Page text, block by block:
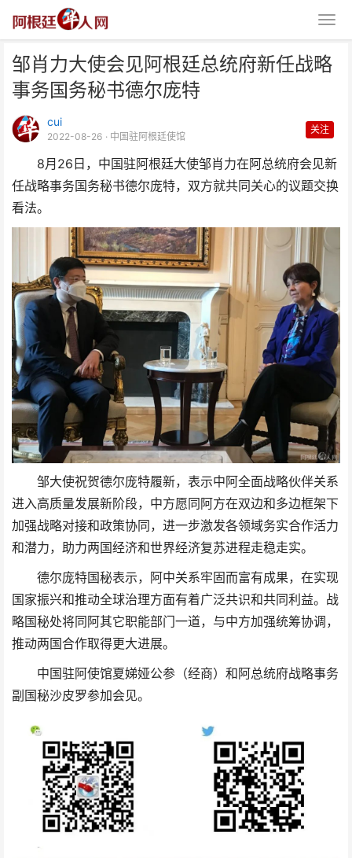
邹肖力大使会见阿根廷总统府新任战略
事务国务秘书德尔庞特
cui
2022-08-26 · 中国驻阿根廷使馆
关注
8月26日，中国驻阿根廷大使邹肖力在阿总统府会见新
任战略事务国务秘书德尔庞特，双方就共同关心的议题交换
看法。
邹大使祝贺德尔庞特履新，表示中阿全面战略伙伴关系
进入高质量发展新阶段，中方愿同阿方在双边和多边框架下
加强战略对接和政策协同，进一步激发各领域务实合作活力
和潜力，助力两国经济和世界经济复苏进程走稳走实。
德尔庞特国秘表示，阿中关系牢固而富有成果，在实现
国家振兴和推动全球治理方面有着广泛共识和共同利益。战
略国秘处将同阿其它职能部门一道，与中方加强统筹协调，
推动两国合作取得更大进展。
中国驻阿使馆夏娣娅公参（经商）和阿总统府战略事务
副国秘沙皮罗参加会见。
邹肖力大使会见阿根廷总统府新任
战略事务国务秘书德尔庞